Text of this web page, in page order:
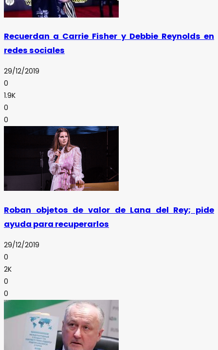
Recuerdan a Carrie Fisher y Debbie Reynolds en
redes sociales
29/12/2019
0
1.9K
0
0
Roban objetos de valor de Lana del Rey; pide
ayuda para recuperarlos
29/12/2019
0
2K
0
0